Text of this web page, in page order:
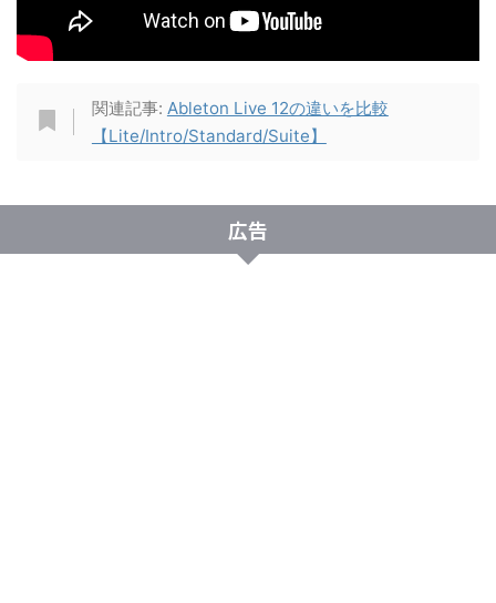
関連記事: Ableton Live 12の違いを比較
【Lite/Intro/Standard/Suite】
広告